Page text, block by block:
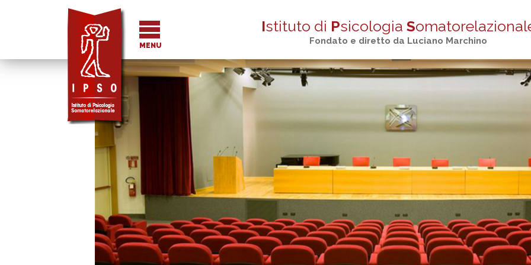
MENU
Istituto di Psicologia S
Fondato e diretto da Luciano Marchino